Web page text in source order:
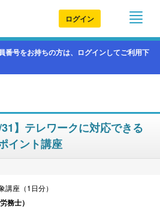
ログイン
番号をお持ちの方は、ログインしてご利用下
】テレワークに対応できる
イント講座
講座（1日分）
務士）